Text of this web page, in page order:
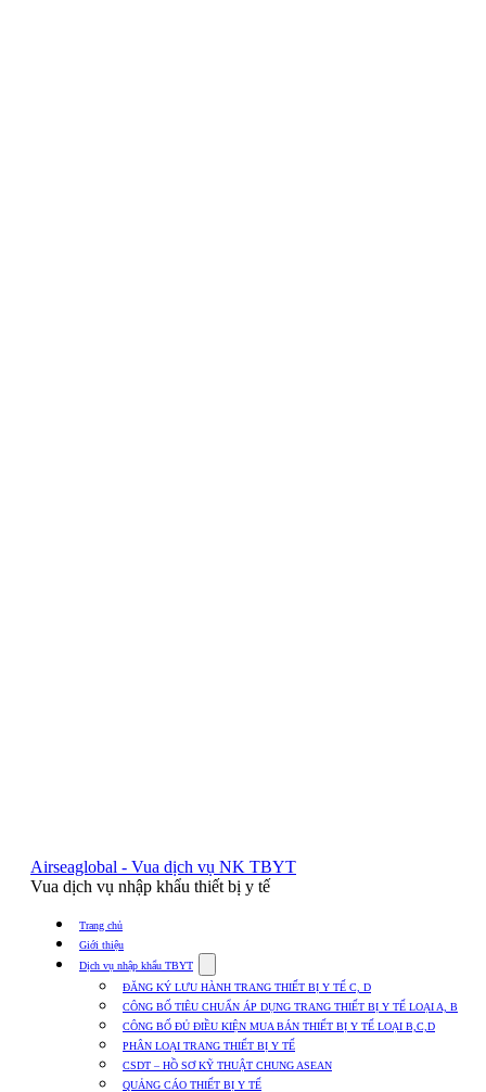
Airseaglobal - Vua dịch vụ NK TBYT
Vua dịch vụ nhập khẩu thiết bị y tế
Trang chủ
Giới thiệu
Dịch vụ nhập khẩu TBYT
submenu
for
Dịch
vụ
nhập
khẩu
TBYT
ĐĂNG KÝ LƯU HÀNH TRANG THIẾT BỊ Y TẾ C, D
CÔNG BỐ TIÊU CHUẨN ÁP DỤNG TRANG THIẾT BỊ Y TẾ LOẠI A, B
CÔNG BỐ ĐỦ ĐIỀU KIỆN MUA BÁN THIẾT BỊ Y TẾ LOẠI B,C,D
PHÂN LOẠI TRANG THIẾT BỊ Y TẾ
CSDT – HỒ SƠ KỸ THUẬT CHUNG ASEAN
QUẢNG CÁO THIẾT BỊ Y TẾ